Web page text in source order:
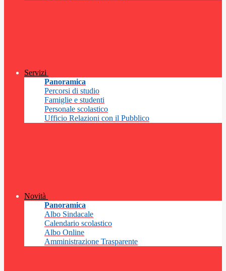
Servizi
Panoramica
Percorsi di studio
Famiglie e studenti
Personale scolastico
Ufficio Relazioni con il Pubblico
Novità
Panoramica
Albo Sindacale
Calendario scolastico
Albo Online
Amministrazione Trasparente